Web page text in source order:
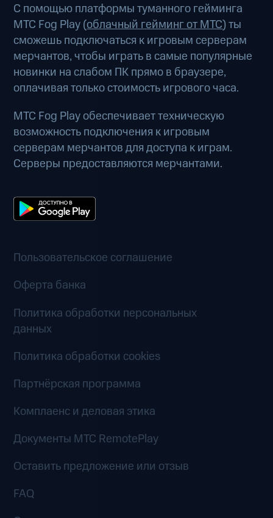
С помощью платформы туманного гейминга
МТС Fog Play (облачный гейминг от МТС) ты
сможешь подключаться к игровым серверам
мерчантов, чтобы играть в самые популярные
новинки на слабом ПК прямо в браузере,
оплачивая только стоимость игрового часа.
МТС Fog Play обеспечивает техническую
возможность подключения к игровым
серверам мерчантов для доступа к играм.
Серверы предоставляются мерчантами.
Пользовательское соглашение
Оферта банка
Политика обработки персональных
данных
Политика обработки cookies
Партнёрская программа
Комплаенс и деловая этика
Документы MTC RemotePlay
Оставить предложение или отзыв
FAQ